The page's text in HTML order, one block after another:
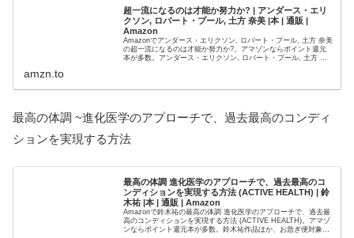
超一流になるのは才能か努力か? | アンダース・エリ
クソン, ロバート・プール, 土方 奈美 |本 | 通販 |
Amazon
Amazonでアンダース・エリクソン, ロバート・プール, 土方 奈美
の超一流になるのは才能か努力か?。アマゾンならポイント還元
本が多数。アンダース・エリクソン, ロバート・プール, 土方 奈
amzn.to
最高の体調 ~進化医学のアプローチで、過去最高のコンディ
ションを実現する方法
最高の体調 進化医学のアプローチで、過去最高のコ
ンディションを実現する方法 (ACTIVE HEALTH) | 鈴
木祐 |本 | 通販 | Amazon
Amazonで鈴木祐の最高の体調 進化医学のアプローチで、過去最
高のコンディションを実現する方法 (ACTIVE HEALTH)。アマゾ
ンならポイント還元本が多数。鈴木祐作品ほか、お急ぎ便対象商